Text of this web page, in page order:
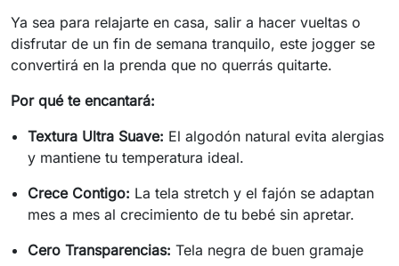
Ya sea para relajarte en casa, salir a hacer vueltas o
disfrutar de un fin de semana tranquilo, este jogger se
convertirá en la prenda que no querrás quitarte.
Por qué te encantará:
Textura Ultra Suave: El algodón natural evita alergias
y mantiene tu temperatura ideal.
Crece Contigo: La tela stretch y el fajón se adaptan
mes a mes al crecimiento de tu bebé sin apretar.
Cero Transparencias: Tela negra de buen gramaje